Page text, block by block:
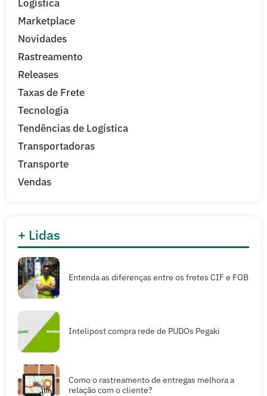
Logística
Marketplace
Novidades
Rastreamento
Releases
Taxas de Frete
Tecnologia
Tendências de Logística
Transportadoras
Transporte
Vendas
+ Lidas
Entenda as diferenças entre os fretes CIF e FOB
Intelipost compra rede de PUDOs Pegaki
Como o rastreamento de entregas melhora a
relação com o cliente?